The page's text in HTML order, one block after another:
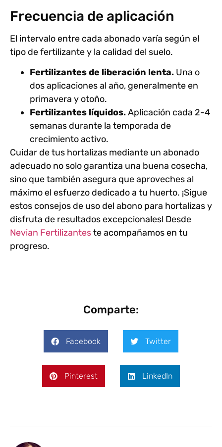
Frecuencia de aplicación
El intervalo entre cada abonado varía según el
tipo de fertilizante y la calidad del suelo.
Fertilizantes de liberación lenta. Una o
dos aplicaciones al año, generalmente en
primavera y otoño.
Fertilizantes líquidos.Aplicación cada 2-4
semanas durante la temporada de
crecimiento activo.
Cuidar de tus hortalizas mediante un abonado
adecuado no solo garantiza una buena cosecha,
sino que también asegura que aproveches al
máximo el esfuerzo dedicado a tu huerto. ¡Sigue
estos consejos de uso del abono para hortalizasy
disfruta de resultados excepcionales! Desde
Nevian Fertilizanteste acompañamos en tu
progreso.
Comparte:
Facebook Twitter
Pinterest LinkedIn